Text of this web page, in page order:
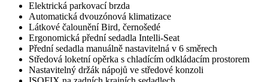
Elektrická parkovací brzda
Automatická dvouzónová klimatizace
Látkové čalounění Bird, černošedé
Ergonomická přední sedadla Intelli-Seat
Přední sedadla manuálně nastavitelná v 6 směrech
Středová loketní opěrka s chladícím odkládacím prostorem
Nastavitelný držák nápojů ve středové konzoli